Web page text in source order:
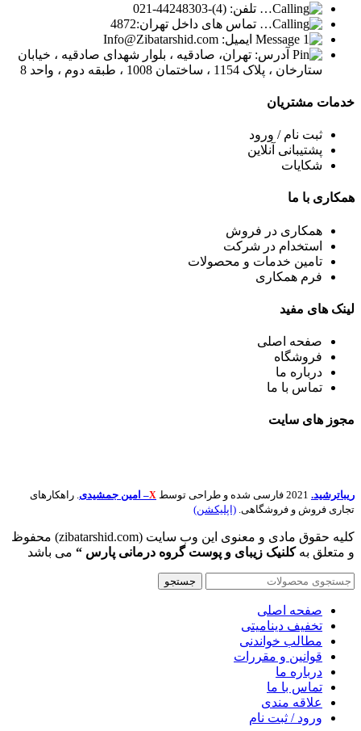
تلفن: (4)-44248303-021
تماس های داخل تهران:4872
ایمیل: Info@Zibatarshid.com
آدرس: تهران، صادقیه ، بلوار شهدای صادقیه ، خیابان
ستارخان ، پلاک 1154 ، ساختمان 1008 ، طبقه دوم ، واحد 8
خدمات مشتریان
ثبت نام / ورود
پشتیبانی آنلاین
شکایات
همکاری با ما
همکاری در فروش
استخدام در شرکت
تامین خدمات و محصولات
فرم همکاری
لینک های مفید
صفحه اصلی
فروشگاه
درباره ما
تماس با ما
مجوز های سایت
ریباترشید. 2021 فارسی شده و طراحی توسط X– امین جمشیدی . راهکارهای
تجاری فروش و فروشگاهی. (اپلیکشن)
کلیه حقوق مادی و معنوی این وب سایت (zibatarshid.com) محفوظ
و متعلق بهکلنیک زیبای و پوست گروه درمانی پارس “ می باشد
جستجو
صفحه اصلی
تخفیف دینامیتی
مطالب خواندنی
قوانین و مقررات
درباره ما
تماس با ما
علاقه مندی
ورود / ثبت نام